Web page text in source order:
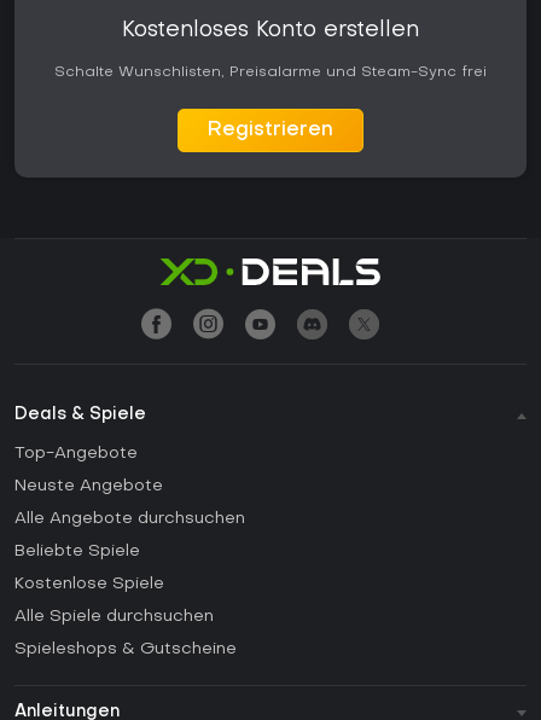
Kostenloses Konto erstellen
Schalte Wunschlisten, Preisalarme und Steam-Sync frei
Registrieren
Deals & Spiele
Top-Angebote
Neuste Angebote
Alle Angebote durchsuchen
Beliebte Spiele
Kostenlose Spiele
Alle Spiele durchsuchen
Spieleshops & Gutscheine
Anleitungen